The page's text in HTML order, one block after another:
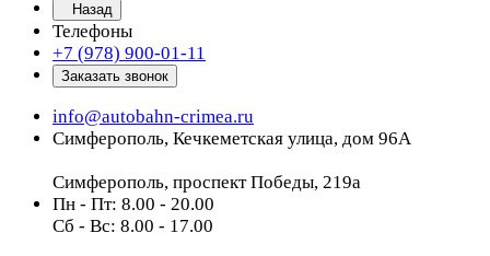
Назад
Телефоны
+7 (978) 900-01-11
Заказать звонок
info@autobahn-crimea.ru
Симферополь, Кечкеметская улица, дом 96А
Симферополь, проспект Победы, 219а
Пн - Пт: 8.00 - 20.00
Сб - Вс: 8.00 - 17.00